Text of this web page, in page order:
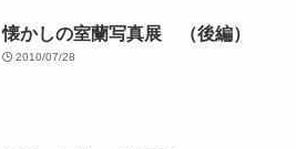
懐かしの室蘭写真展 （後編）
2010/07/28